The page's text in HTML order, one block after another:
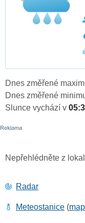
Dnes změřené
Dnes změřené
Slunce vychází v
Nepřehlédněte z
Radar
Meteostanice (